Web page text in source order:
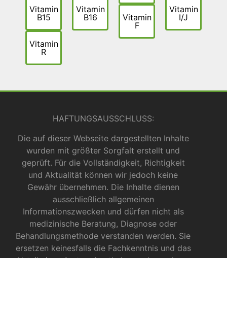
Vitamin
B15
Vitamin
R
Vitamin
B16
Vitamin
F
Vitamin
I/J
HAFTUNGSAUSSCHLUSS:
Die auf dieser Webseite dargestellten Inhalte
wurden mit größter Sorgfalt erstellt und
geprüft. Für die Vollständigkeit, Richtigkeit
und Aktualität können wir jedoch keine
Gewähr übernehmen. Die Inhalte dienen
ausschließlich allgemeinen
Informationszwecken und dürfen nicht als
medizinische Beratung, Diagnose oder
Behandlungsmethode verstanden werden. Sie
ersetzen keinesfalls die Fachkenntnis und das
Urteil eines Arztes, Apothekers oder anderer